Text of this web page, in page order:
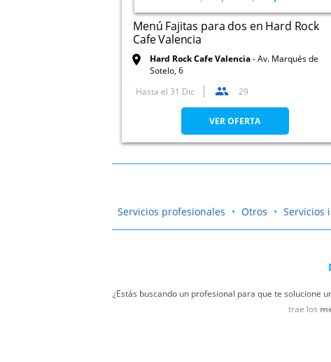
Menú Fajitas para dos en Hard Rock
Cafe Valencia
Hard Rock Cafe Valencia Av. Marqués de
Sotelo, 6
Hasta el 31 Dic 29
VER OFERTA
Servicios profesionales Otros Servicios
¿Estás buscando un profesional para que te solucione
trae los